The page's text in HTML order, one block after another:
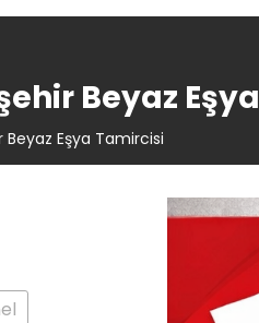
Beyaz
Beyaz Eşya Tamircisi